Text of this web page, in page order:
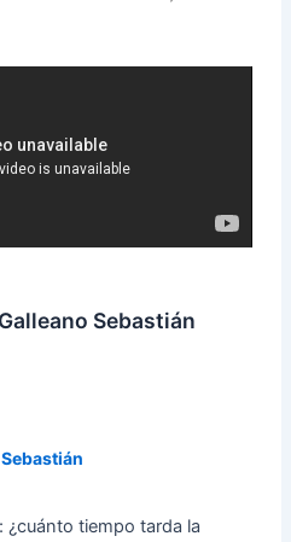
Sebastián
¿cuánto tiempo tarda la